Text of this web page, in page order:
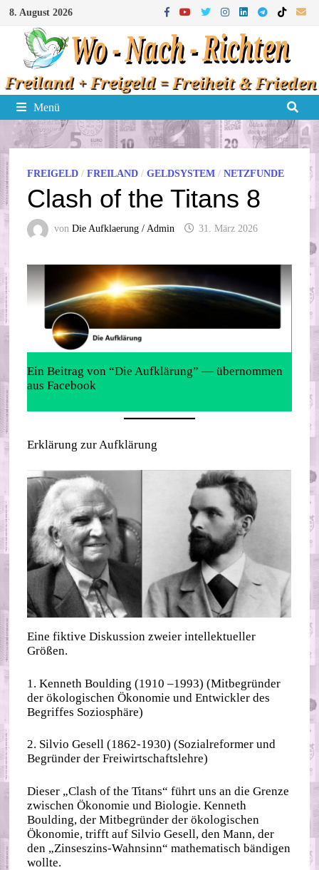
Zum
Inhalt
springen
8. August 2026
Menü
FREIGELD /FREILAND /GELDSYSTEM /NETZFUNDE
Clash of the Titans 8
vonDie Aufklaerung / Admin 31. März 2026
Ein Beitrag von “Die Aufklärung” — übernommen
aus Facebook
Erklärung zur Aufklärung
Eine fiktive Diskussion zweier intellektueller
Größen.
1. Kenneth Boulding (1910 –1993) (Mitbegründer
der ökologischen Ökonomie und Entwickler des
Begriffes Soziosphäre)
2. Silvio Gesell (1862-1930) (Sozialreformer und
Begründer der Freiwirtschaftslehre)
Dieser „Clash of the Titans“ führt uns an die Grenze
zwischen Ökonomie und Biologie. Kenneth
Boulding, der Mitbegründer der ökologischen
Ökonomie, trifft auf Silvio Gesell, den Mann, der
den „Zinseszins-Wahnsinn“ mathematisch bändigen
wollte.